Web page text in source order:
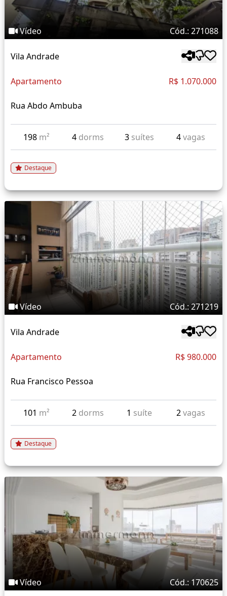
Vídeo Cód.: 271088
Vila Andrade
Apartamento R$ 1.070.000
Rua Abdo Ambuba
198 m² 4 dorms 3 suítes 4vagas
Destaque
Vídeo Cód.: 271219
Vila Andrade
Apartamento R$ 980.000
Rua Francisco Pessoa
101 m² 2 dorms 1 suíte 2vagas
Destaque
Vídeo Cód.: 170625